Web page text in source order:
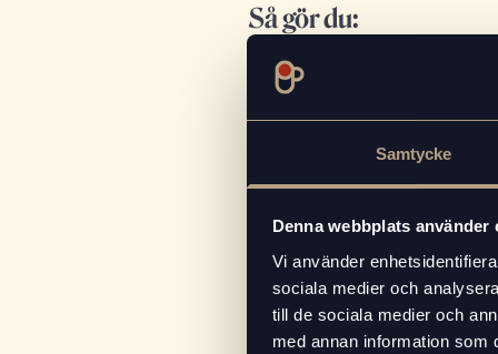
Samtycke
Denna webbplats använder
Vi använder
sociala medier och
till de sociala medier och
med annan information som
Så gör du:
1. Ananassirap
Häll espresso, ananas-sirap och
3. Skapa bubblor
Brygg ett starkt svart te och låt
luftigt skum/bubblor.